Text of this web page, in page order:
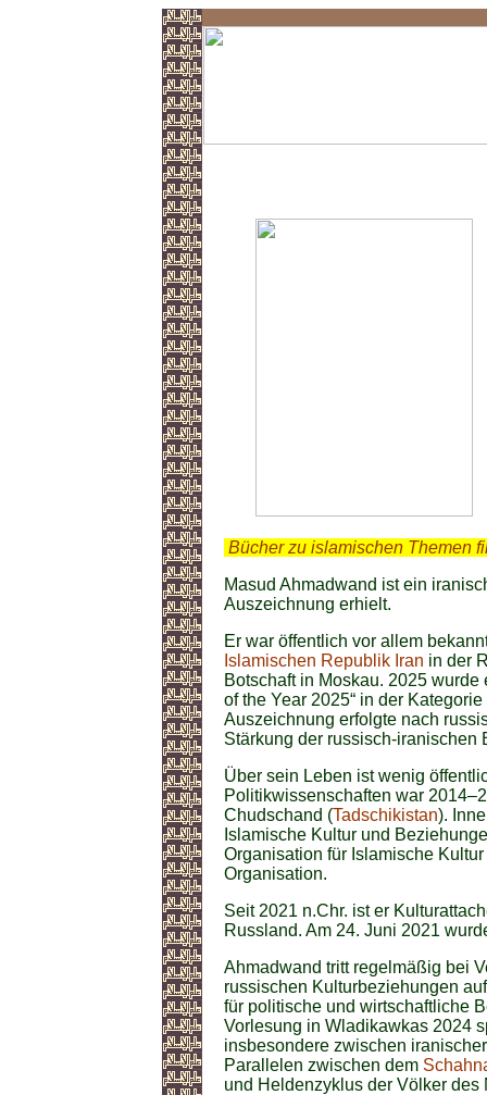
Bücher zu islamischen Themen
Masud Ahmadwand ist ein
Auszeichnung erhielt.
Er war öffentlich vor allem
Islamischen Republik Iran in der
Botschaft in Moskau. 2025
of the Year 2025“ in der
Auszeichnung erfolgte nach
Stärkung der russisch-
Über sein Leben ist wenig
Politikwissenschaften war
Chudschand (Tadschikistan).
Islamische Kultur und
Organisation für Islamische
Organisation.
Seit 2021 n.Chr. ist er
Russland. Am 24. Juni 2021
Ahmadwand tritt regelmäßig bei
russischen Kulturbeziehungen
für politische und wirtschaftliche
Vorlesung in Wladikawkas 2024
insbesondere zwischen
Parallelen zwischen dem
und Heldenzyklus der Völker des